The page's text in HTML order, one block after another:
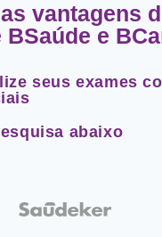
vantagens
e
seus exames
abaixo